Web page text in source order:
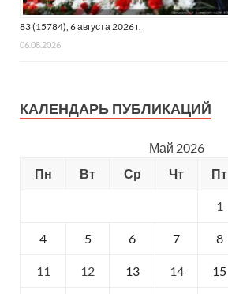
83 (15784), 6 августа 2026 г.
06.08.2026
КАЛЕНДАРЬ ПУБЛИКАЦИЙ
Май 2026
Пн
Вт Ср Чт Пт
1
4 5 6 7 8
11 12 13 14 15